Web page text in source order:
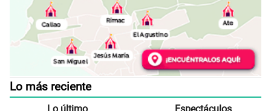
Lo más reciente